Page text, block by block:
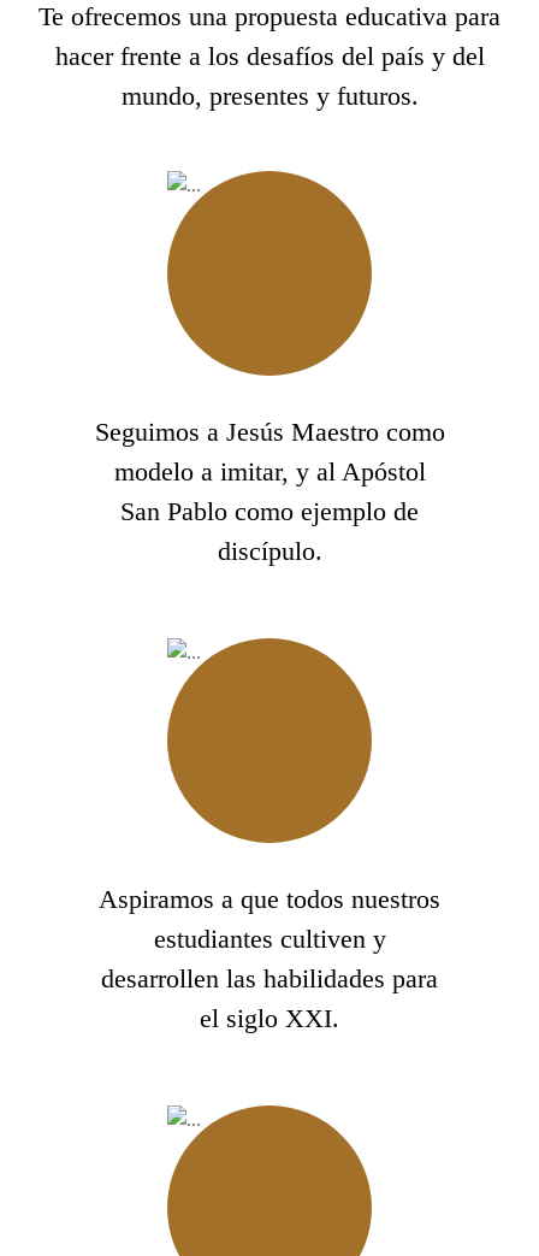
Te ofrecemos una propuesta educativa para
hacer frente a los desafíos del país y del
mundo, presentes y futuros.
Seguimos a Jesús Maestro como
modelo a imitar, y al Apóstol
San Pablo como ejemplo de
discípulo.
Aspiramos a que todos nuestros
estudiantes cultiven y
desarrollen las habilidades para
el siglo XXI.